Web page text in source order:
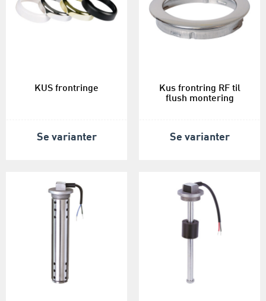
KUS frontringe
Se varianter
Kus frontring RF til
flush montering
Se varianter